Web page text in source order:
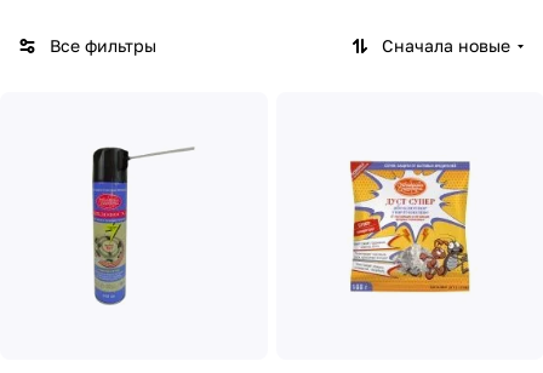
Все фильтры Сначала новые